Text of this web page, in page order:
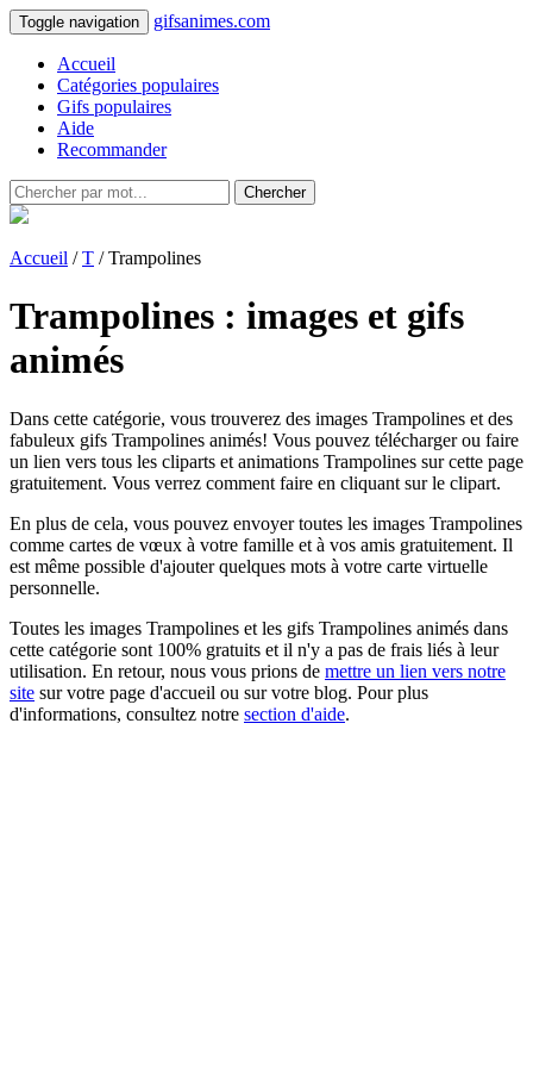
Toggle navigation gifsanimes.com
Accueil
Catégories populaires
Gifs populaires
Aide
Recommander
Chercher
Accueil /T / Trampolines
Trampolines : images et gifs
animés
Dans cette catégorie, vous trouverez des images Trampolines et des
fabuleux gifs Trampolines animés! Vous pouvez télécharger ou faire
un lien vers tous les cliparts et animations Trampolines sur cette page
gratuitement. Vous verrez comment faire en cliquant sur le clipart.
En plus de cela, vous pouvez envoyer toutes les images Trampolines
comme cartes de vœux à votre famille et à vos amis gratuitement. Il
est même possible d'ajouter quelques mots à votre carte virtuelle
personnelle.
Toutes les images Trampolines et les gifs Trampolines animés dans
cette catégorie sont 100% gratuits et il n'y a pas de frais liés à leur
utilisation. En retour, nous vous prions de mettre un lien vers notre
site sur votre page d'accueil ou sur votre blog. Pour plus
d'informations, consultez notre section d'aide.